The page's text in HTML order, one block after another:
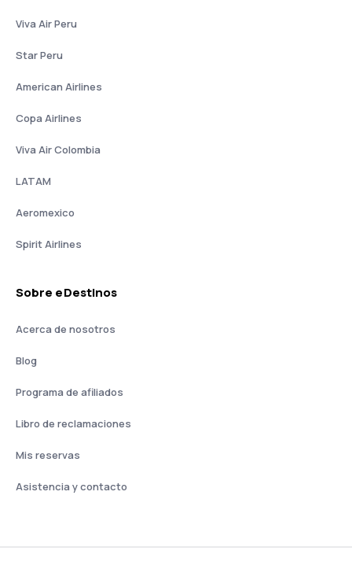
Viva Air Peru
Star Peru
American Airlines
Copa Airlines
Viva Air Colombia
LATAM
Aeromexico
Spirit Airlines
Sobre eDestinos
Acerca de nosotros
Blog
Programa de afiliados
Libro de reclamaciones
Mis reservas
Asistencia y contacto